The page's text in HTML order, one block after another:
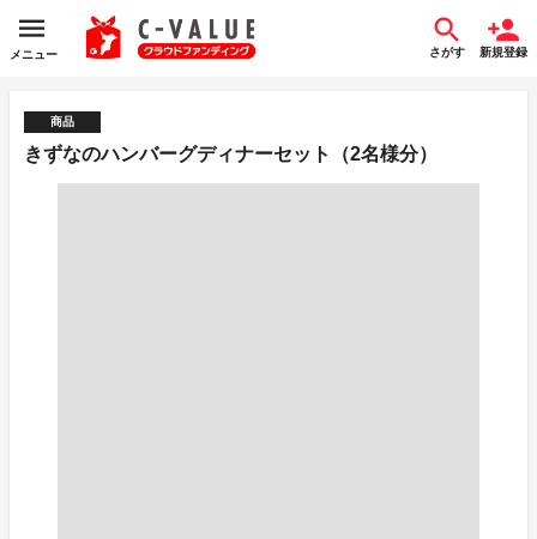
メニュー さがす 新規登録
商品
きずなのハンバーグディナーセット（2名様分）